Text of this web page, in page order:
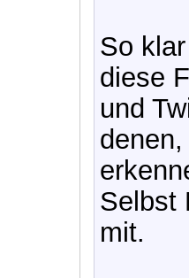
So
diese
und
Selbst
mit.